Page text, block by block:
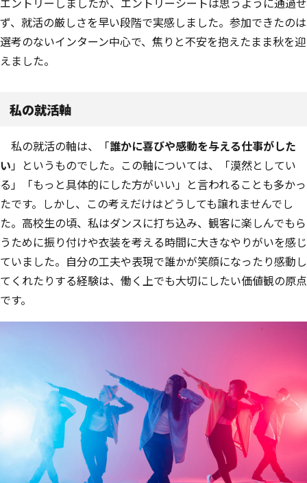
ず、就活の厳しさを早い段階で実感しました。参加できたのは
選考のないインターン中心で、焦りと不安を抱えたまま秋を迎
えました。
私の就活軸
私の就活の軸は、「誰かに喜びや感動を与える仕事がした
い」というものでした。この軸については、「漠然としてい
る」「もっと具体的にした方がいい」と言われることも多かっ
たです。しかし、この考えだけはどうしても譲れませんでし
た。高校生の頃、私はダンスに打ち込み、観客に楽しんでもら
うために振り付けや衣装を考える時間に大きなやりがいを感じ
ていました。自分の工夫や表現で誰かが笑顔になったり感動し
てくれたりする経験は、働く上でも大切にしたい価値観の原点
です。